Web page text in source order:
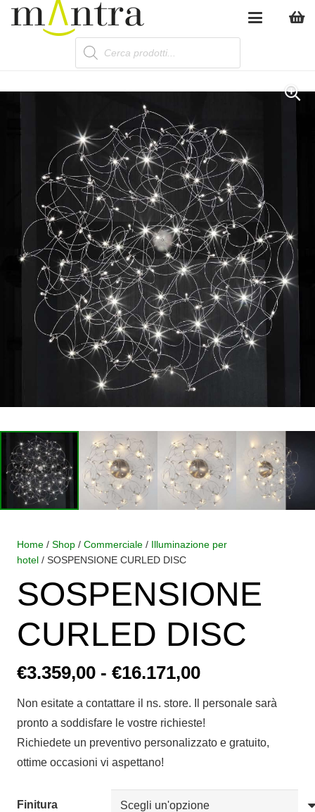
Products
search
Home / Shop / Commerciale / Illuminazione per
hotel / SOSPENSIONE CURLED DISC
SOSPENSIONE
CURLED DISC
€3.359,00 - €16.171,00Fascia
prezzo:
da
€3.359,00
€16.171,00
Non esitate a contattare il ns. store. Il personale sarà
pronto a soddisfare le vostre richieste!
Richiedete un preventivo personalizzato e gratuito,
ottime occasioni vi aspettano!
Finitura